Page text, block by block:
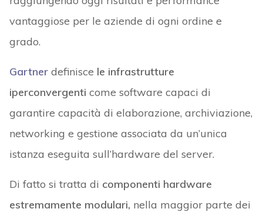
vantaggiose per le aziende di ogni ordine e
grado.
Gartnerdefinisce le infrastrutture
iperconvergenti come software capaci di
garantire capacità di elaborazione, archiviazione,
networking e gestione associata da un’unica
istanza eseguita sull’hardware del server.
Di fatto si tratta di componenti hardware
estremamente modulari, nella maggior parte dei